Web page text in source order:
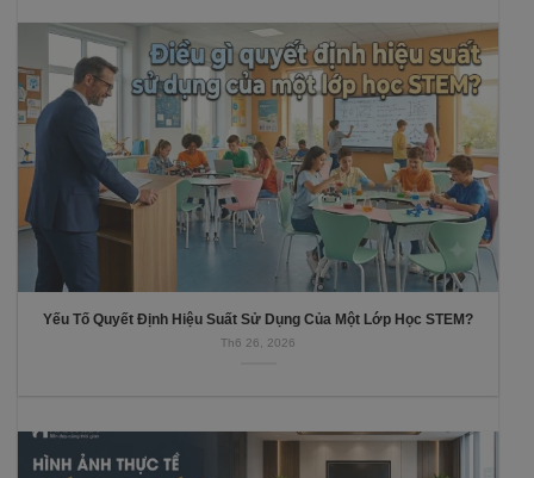
Yếu Tố Quyết Định Hiệu Suất Sử Dụng Của Một Lớp Học STEM?
Th6 26, 2026